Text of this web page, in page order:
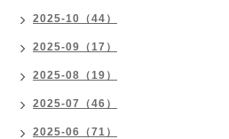
2025-10（44）
2025-09（17）
2025-08（19）
2025-07（46）
2025-06（71）